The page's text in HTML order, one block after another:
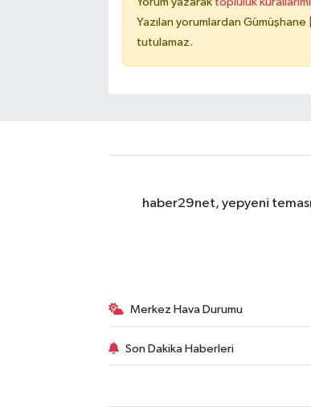
Yazılan yorumlardan
tutulamaz.
haber29net, yepyeni
Merkez Hava Durumu
Son Dakika Haberleri